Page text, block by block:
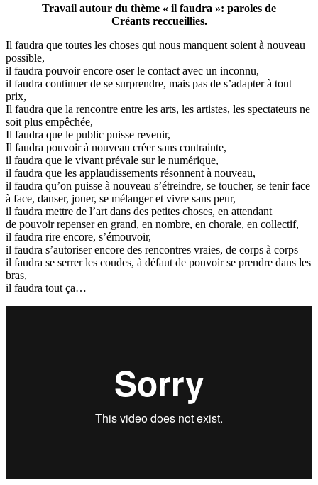
Travail autour du thème « il faudra »: paroles de
Créants reccueillies.
Il faudra que toutes les choses qui nous manquent soient à nouveau
possible,
il faudra pouvoir encore oser le contact avec un inconnu,
il faudra continuer de se surprendre, mais pas de s’adapter à tout
prix,
Il faudra que la rencontre entre les arts, les artistes, les spectateurs ne
soit plus empêchée,
Il faudra que le public puisse revenir,
Il faudra pouvoir à nouveau créer sans contrainte,
il faudra que le vivant prévale sur le numérique,
il faudra que les applaudissements résonnent à nouveau,
il faudra qu’on puisse à nouveau s’étreindre, se toucher, se tenir face
à face, danser, jouer, se mélanger et vivre sans peur,
il faudra mettre de l’art dans des petites choses, en attendant
de pouvoir repenser en grand, en nombre, en chorale, en collectif,
il faudra rire encore, s’émouvoir,
il faudra s’autoriser encore des rencontres vraies, de corps à corps
il faudra se serrer les coudes, à défaut de pouvoir se prendre dans les
bras,
il faudra tout ça…